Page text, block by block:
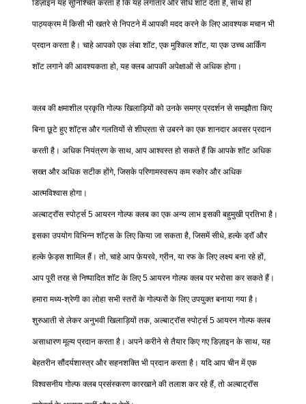
डिज़ाइन यह सुनिश्चित करता है कि यह लगातार और सीधे शॉट देता है, साथ ही
पाठ्यक्रम में किसी भी खतरे से निपटने में आपकी मदद करने के लिए आवश्यक मचान भी
प्रदान करता है। चाहे आपको एक लंबा शॉट, एक मुश्किल शॉट, या एक उच्च आर्किंग
शॉट लगाने की आवश्यकता हो, यह क्लब आपकी अपेक्षाओं से अधिक होगा।
क्लब की क्षमाशील प्रकृति गोल्फ खिलाड़ियों को उनके समग्र प्रदर्शन से समझौता किए
बिना छूटे हुए शॉट्स और गलतियों से शीघ्रता से उबरने का एक शानदार अवसर प्रदान
करती है। अधिक नियंत्रण के साथ, आप आश्वस्त हो सकते हैं कि आपके शॉट अधिक
सख्त और अधिक सटीक होंगे, जिसके परिणामस्वरूप कम स्कोर और अधिक
आत्मविश्वास होगा।
अल्बाट्रॉस स्पोर्ट्स 5 आयरन गोल्फ क्लब का एक अन्य लाभ इसकी बहुमुखी प्रतिभा है।
इसका उपयोग विभिन्न शॉट्स के लिए किया जा सकता है, जिसमें सीधे, हल्के ड्रॉ और
हल्के फ़ेड्स शामिल हैं। तो, चाहे आप फ़ेयरवे, ग्रीन, या रफ के लिए लक्ष्य बना रहे हों,
आप पूरी तरह से निष्पादित शॉट के लिए 5 आयरन गोल्फ क्लब पर भरोसा कर सकते हैं।
हमारा मध्य-श्रेणी का लोहा सभी स्तरों के गोल्फरों के लिए उपयुक्त बनाया गया है।
शुरुआती से लेकर अनुभवी खिलाड़ियों तक, अल्बाट्रॉस स्पोर्ट्स 5 आयरन गोल्फ क्लब
असाधारण मूल्य प्रदान करता है। अपने करीने से तैयार किए गए डिज़ाइन के साथ, यह
बेहतरीन सौंदर्यशास्त्र और सहनशक्ति भी प्रदान करता है। यदि आप चीन में एक
विश्वसनीय गोल्फ क्लब प्रसंस्करण कारखाने की तलाश कर रहे हैं, तो अल्बाट्रॉस